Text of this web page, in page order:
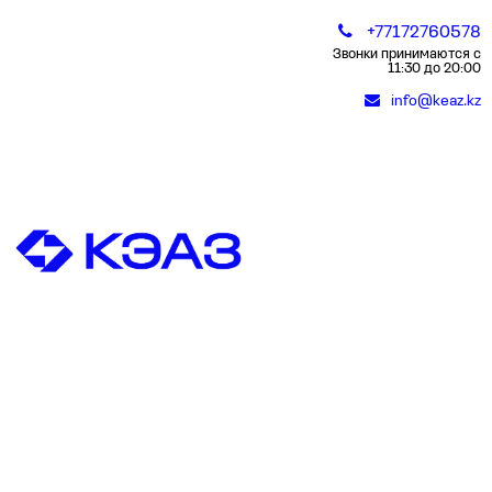
+77172760578
Звонки принимаются с
11:30 до 20:00
info@keaz.kz